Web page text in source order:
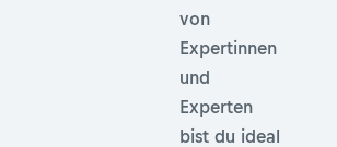
von
Expertinnen
und
Experten
bist du ideal